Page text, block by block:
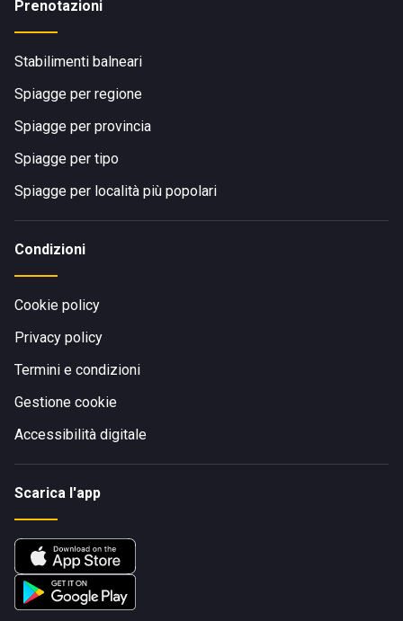
Prenotazioni
Stabilimenti balneari
Spiagge per regione
Spiagge per provincia
Spiagge per tipo
Spiagge per località più popolari
Condizioni
Cookie policy
Privacy policy
Termini e condizioni
Gestione cookie
Accessibilità digitale
Scarica l'app